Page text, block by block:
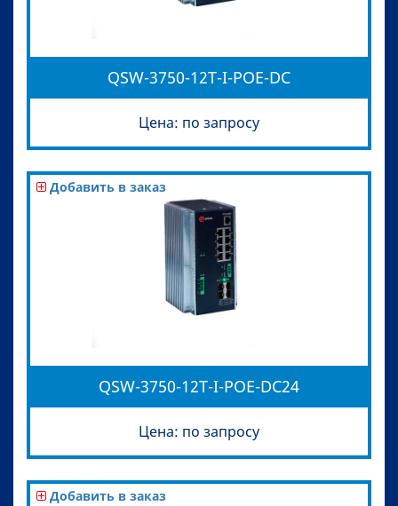
QSW-3750-12T-I-POE-DC
Цена: по запросу
Добавить в заказ
QSW-3750-12T-I-POE-DC24
Цена: по запросу
Добавить в заказ